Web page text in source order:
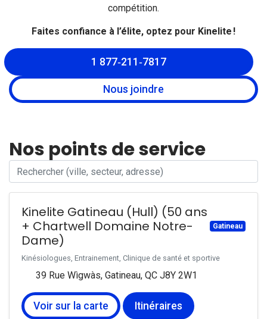
compétition.
Faites confiance à l’élite, optez pour Kinelite !
1 877‑211‑7817
Nous joindre
Nos points de service
Kinelite Gatineau (Hull) (50 ans
+ Chartwell Domaine Notre-
Dame)
Gatineau
Kinésiologues, Entrainement, Clinique de santé et sportive
39 Rue Wìgwàs, Gatineau, QC J8Y 2W1
Voir sur la carte Itinéraires